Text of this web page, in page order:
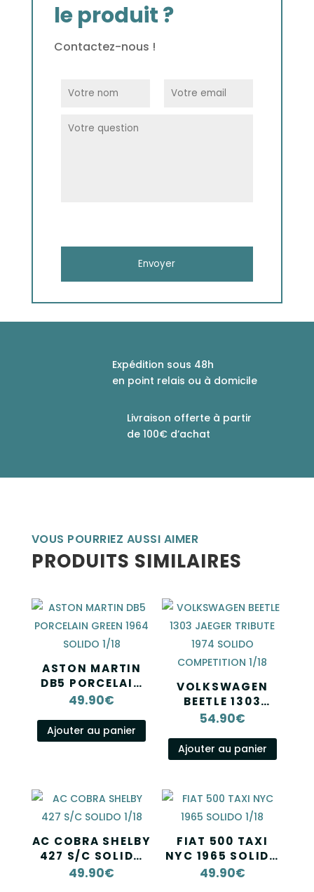
le produit ?
Contactez-nous !
Expédition sous 48h
en point relais ou à domicile
Livraison offerte à partir
de 100€ d’achat
VOUS POURRIEZ AUSSI AIMER
PRODUITS SIMILAIRES
ASTON MARTIN
DB5 PORCELAIN
GREEN 1964
49.90€
Ajouter au panier
VOLKSWAGEN
BEETLE 1303
JAEGER TRIBUTE
COMPETITION
1/18
54.90€
Ajouter au panier
AC COBRA SHELBY
427 S/C SOLIDO
1/18
49.90€
FIAT 500 TAXI
NYC 1965 SOLIDO
1/18
49.90€